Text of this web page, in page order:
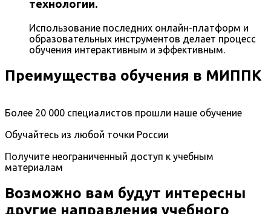
технологии.
Использование последних онлайн-платформ и
образовательных инструментов делает процесс
обучения интерактивным и эффективным.
Преимущества обучения в МИППК
Более 20 000 специалистов прошли наше обучение
Обучайтесь из любой точки России
Получите неограниченный доступ к учебным
материалам
Возможно вам будут интересны
другие направления учебного